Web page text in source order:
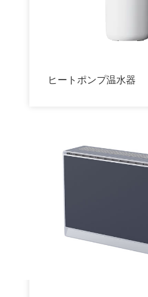
ヒートポンプ温水器